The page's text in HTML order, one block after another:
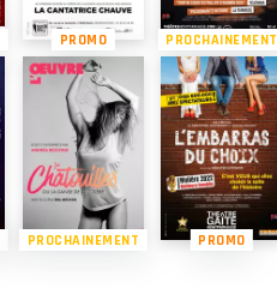
PROMO PROCHAINEMENT
PROCHAINEMENT PROMO